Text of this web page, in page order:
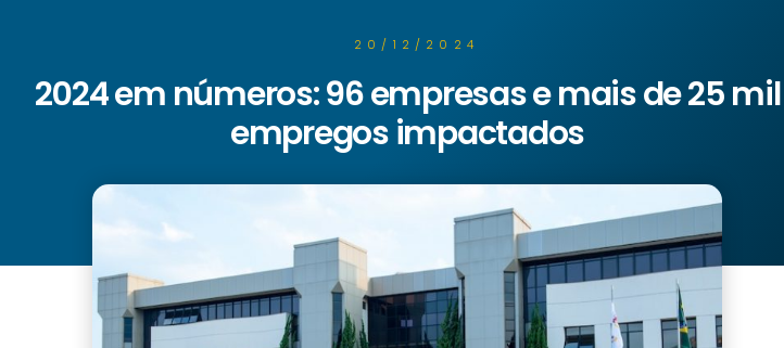
20/12/2024
2024 em números: 96 empresas e mais de 25 mil
empregos impactados